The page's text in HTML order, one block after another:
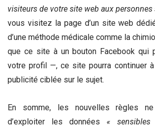
visiteurs de votre site web aux personnes
vous visitez la page d’un site web
d’une méthode médicale comme la
que ce site à un bouton Facebook qui
votre profil —, ce site pourra continuer
publicité ciblée sur le sujet.
En somme, les nouvelles règles
d’exploiter les données « sensibles